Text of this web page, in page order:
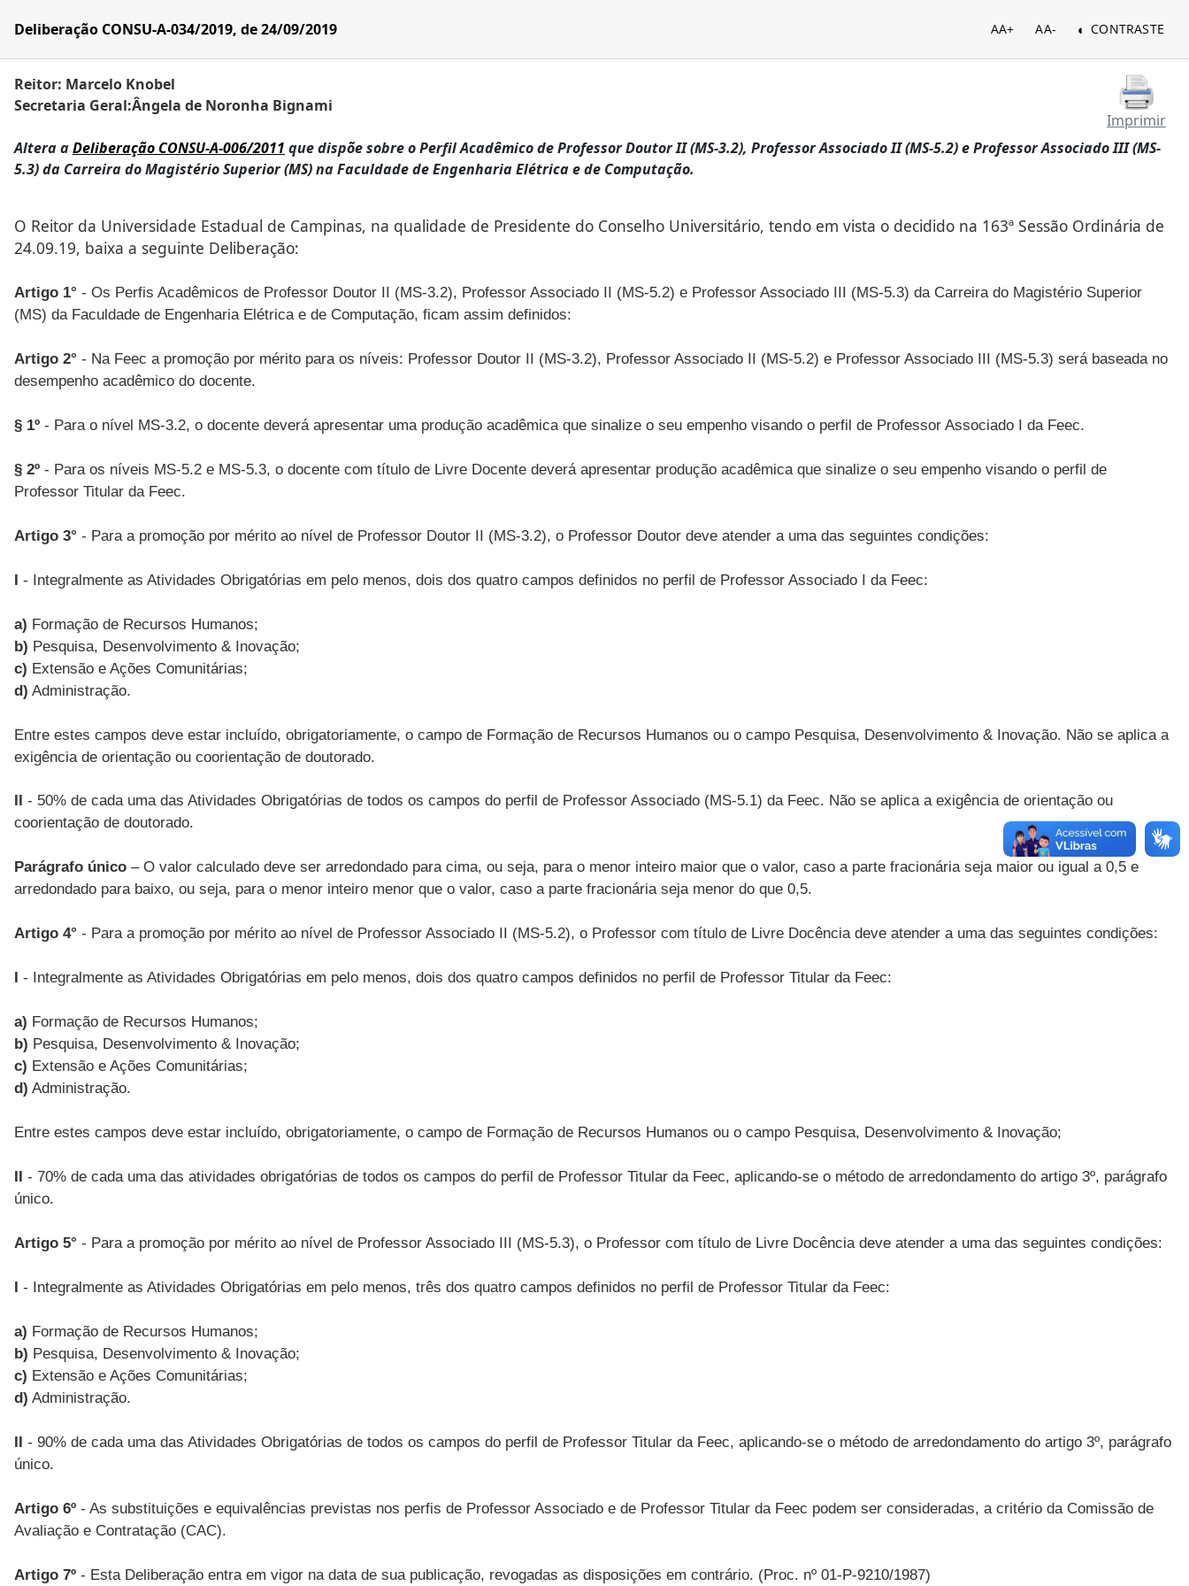
Deliberação CONSU-A-034/2019, de 24/09/2019 AA+ AA- CONTRASTE
Reitor: Marcelo Knobel
Secretaria Geral:Ângela de Noronha Bignami
Imprimir
Altera aDeliberação CONSU-A-006/2011 que dispõe sobre o Perfil Acadêmico de Professor Doutor II (MS-3.2), Professor Associado II (MS-5.2) e Professor Associado III (MS-
5.3) da Carreira do Magistério Superior (MS) na Faculdade de Engenharia Elétrica e de Computação.
O Reitor da Universidade Estadual de Campinas, na qualidade de Presidente do Conselho Universitário, tendo em vista o decidido na 163ª Sessão Ordinária de
24.09.19, baixa a seguinte Deliberação:
Artigo 1° - Os Perfis Acadêmicos de Professor Doutor II (MS-3.2), Professor Associado II (MS-5.2) e Professor Associado III (MS-5.3) da Carreira do Magistério Superior
(MS) da Faculdade de Engenharia Elétrica e de Computação, ficam assim definidos:
Artigo 2° - Na Feec a promoção por mérito para os níveis: Professor Doutor II (MS-3.2), Professor Associado II (MS-5.2) e Professor Associado III (MS-5.3) será baseada no
desempenho acadêmico do docente.
§ 1º - Para o nível MS-3.2, o docente deverá apresentar uma produção acadêmica que sinalize o seu empenho visando o perfil de Professor Associado I da Feec.
§ 2º - Para os níveis MS-5.2 e MS-5.3, o docente com título de Livre Docente deverá apresentar produção acadêmica que sinalize o seu empenho visando o perfil de
Professor Titular da Feec.
Artigo 3° - Para a promoção por mérito ao nível de Professor Doutor II (MS-3.2), o Professor Doutor deve atender a uma das seguintes condições:
I - Integralmente as Atividades Obrigatórias em pelo menos, dois dos quatro campos definidos no perfil de Professor Associado I da Feec:
a) Formação de Recursos Humanos;
b) Pesquisa, Desenvolvimento & Inovação;
c) Extensão e Ações Comunitárias;
d) Administração.
Entre estes campos deve estar incluído, obrigatoriamente, o campo de Formação de Recursos Humanos ou o campo Pesquisa, Desenvolvimento & Inovação. Não se aplica a
exigência de orientação ou coorientação de doutorado.
II - 50% de cada uma das Atividades Obrigatórias de todos os campos do perfil de Professor Associado (MS-5.1) da Feec. Não se aplica a exigência de orientação ou
coorientação de doutorado.
Parágrafo único – O valor calculado deve ser arredondado para cima, ou seja, para o menor inteiro maior que o valor, caso a parte fracionária seja maior ou igual a 0,5 e
arredondado para baixo, ou seja, para o menor inteiro menor que o valor, caso a parte fracionária seja menor do que 0,5.
Artigo 4° - Para a promoção por mérito ao nível de Professor Associado II (MS-5.2), o Professor com título de Livre Docência deve atender a uma das seguintes condições:
I - Integralmente as Atividades Obrigatórias em pelo menos, dois dos quatro campos definidos no perfil de Professor Titular da Feec:
a) Formação de Recursos Humanos;
b) Pesquisa, Desenvolvimento & Inovação;
c) Extensão e Ações Comunitárias;
d) Administração.
Entre estes campos deve estar incluído, obrigatoriamente, o campo de Formação de Recursos Humanos ou o campo Pesquisa, Desenvolvimento & Inovação;
II - 70% de cada uma das atividades obrigatórias de todos os campos do perfil de Professor Titular da Feec, aplicando-se o método de arredondamento do artigo 3º, parágrafo
único.
Artigo 5° - Para a promoção por mérito ao nível de Professor Associado III (MS-5.3), o Professor com título de Livre Docência deve atender a uma das seguintes condições:
I - Integralmente as Atividades Obrigatórias em pelo menos, três dos quatro campos definidos no perfil de Professor Titular da Feec:
a) Formação de Recursos Humanos;
b) Pesquisa, Desenvolvimento & Inovação;
c) Extensão e Ações Comunitárias;
d) Administração.
II - 90% de cada uma das Atividades Obrigatórias de todos os campos do perfil de Professor Titular da Feec, aplicando-se o método de arredondamento do artigo 3º, parágrafo
único.
Artigo 6º - As substituições e equivalências previstas nos perfis de Professor Associado e de Professor Titular da Feec podem ser consideradas, a critério da Comissão de
Avaliação e Contratação (CAC).
Artigo 7º - Esta Deliberação entra em vigor na data de sua publicação, revogadas as disposições em contrário. (Proc. nº 01-P-9210/1987)